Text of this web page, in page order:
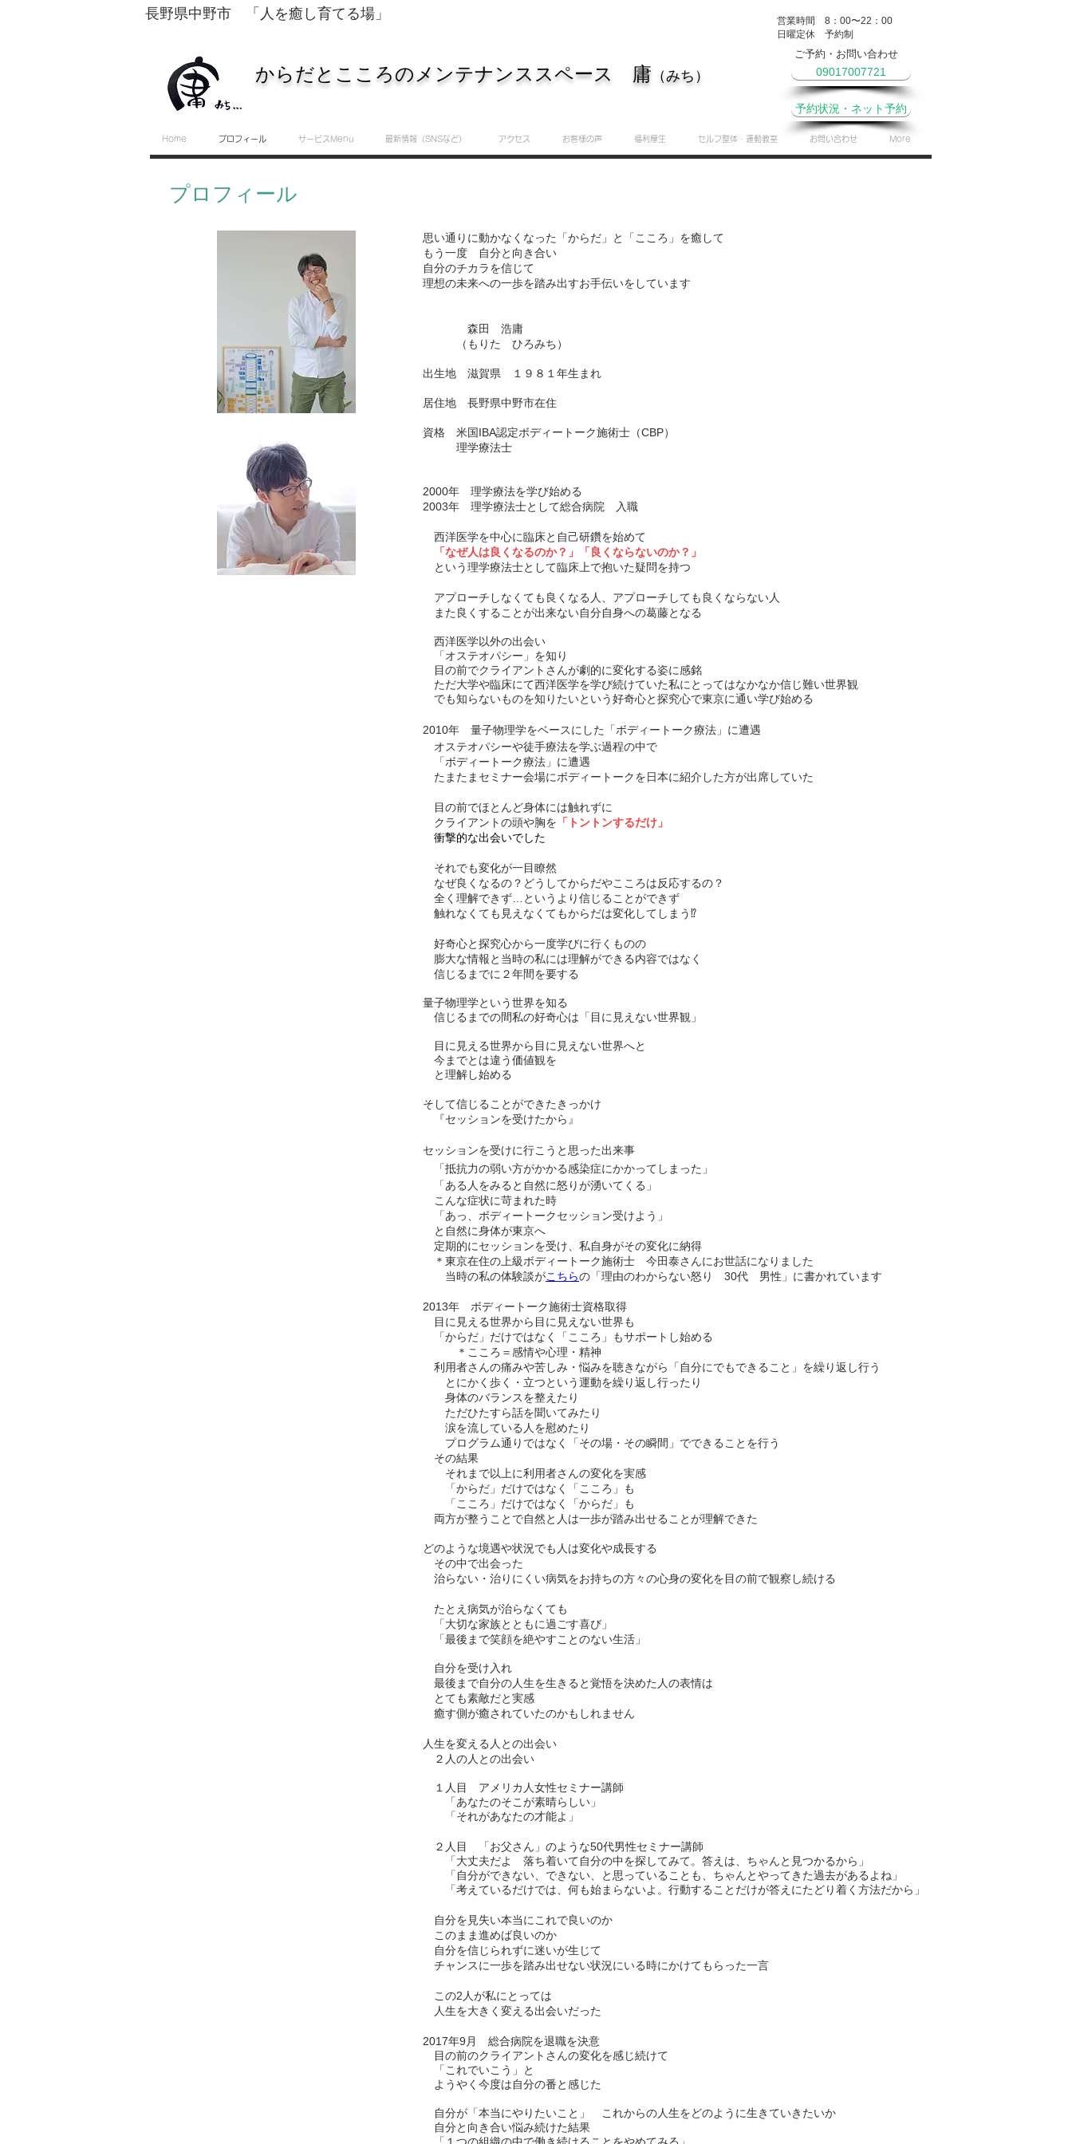
長野県中野市 「人を癒し育てる場」
営業時間 8：00〜22：00
​日曜定休 予約制
からだとこころのメンテナンススペース 庸 （みち）
ご予約・お問い合わせ
09017007721
予約状況・ネット予約
Home プロフィール サービスMenu 最新情報（SNSなど） アクセス お客様の声 福利厚生 セルフ整体・運動教室 お問い合わせ More
プロフィール
思い通りに動かなくなった「からだ」と「こころ」を癒して
もう一度 自分と向き合い
自分のチカラを信じて
理想の未来への一歩を踏み出すお手伝いをしています
森田 浩庸
（もりた ひろみち）
出生地 滋賀県 １９８１ 年生まれ
居住地 長野県中野市在住
資格 米国IBA認定ボディートーク施術士（CBP）
理学療法士
2000年 理学療法を学び始める
2003年 理学療法士として総合病院 入職
西洋医学を中心に臨床と自己研鑽を始めて
「なぜ人は良くなるのか？」「良くならないのか？」
という理学療法士として臨床上で抱いた疑問を持つ
アプローチしなくても良くなる人、アプローチしても良くならない人
また良くすることが出来ない自分自身への葛藤となる
西洋医学以外の出会い
「オステオパシー」を知り
目の前でクライアントさんが劇的に変化する姿に感銘
ただ​大学や臨床にて西洋医学を学び続けていた私にとってはなかなか信じ難い世界観
でも知らないものを知りたいという好奇心と探究心で東京に通い学び始める
2010年 量子物理学をベースにした「ボディートーク療法」に遭遇
オステオパシーや徒手療法を学ぶ過程の中で
「ボディートーク療法」に遭遇
たまたまセミナー会場にボディートークを日本に紹介した方が出席していた
目の前でほとんど身体には触れずに
クライアントの頭や胸を 「トントンするだけ」
衝撃的な出会いでした
それでも変化が一目瞭然
なぜ良くなるの？どうしてからだやこころは反応するの？
全く理解できず…というより信じることができず
触れなくても見えなくてもからだは変化してしまう⁉︎
好奇心と探究心から一度学びに行くものの
膨大な情報と当時の私には理解ができる内容ではなく
信じるまでに ２年間を要する
量子物理学という世界を知る
信じるまでの間私の好奇心は「目に見えない世界観」
目に見える世界から目に見えない世界へと
今までとは違う価値観を
と理解し始める
そして​信じることができたきっかけ
『セッションを受けたから』
セッションを受けに行こうと思った出来事
​ 「抵抗力の弱い方がかかる感染症にかかってしまった」
「ある人をみると自然に怒りが湧いてくる」
こんな症状に苛まれた時
「あっ、ボディートークセッション受けよう」
と自然に身体が東京へ
定期的にセッションを受け、私自身がその変化に納得
＊東京在住の上級ボディートーク施術士 今田泰さんにお世話になりました
当時の私の体験談がこちらの「理由のわからない怒り 30代 男性」に書かれています
2013年 ボディートーク施術士資格取得
目に見える世界から目に見えない世界も
「からだ」だけではなく「こころ」もサポートし始める
＊こころ＝感情や心理・精神
利用者さんの痛みや苦しみ・悩みを聴きながら「自分にでもできること」を繰り返し行う
とにかく歩く・立つという運動を繰り返し行ったり
身体のバランスを整えたり
ただひたすら話を聞いてみたり
涙を流している人を慰めたり
プログラム通りではなく「その場・その瞬間」でできることを行う
その結果
それまで以上に利用者さんの変化を実感
「からだ」だけではなく「こころ」も
「こころ」だけではなく「からだ」も
両方が整うことで自然と人は一歩が踏み出せることが理解できた
どのような境遇や状況でも人は変化や成長する
その中で出会った
治らない・治りにくい病気をお持ちの方々の心身の変化を目の前で観察し続ける
たとえ病気が治らなくても
「大切な家族とともに過ごす喜び」
「最後まで笑顔を絶やすことのない生活」
自分を受け入れ
最後まで自分の人生を生きると覚悟を決めた人の表情は
とても素敵だと実感
癒す側が癒されていたのかもしれません
人生を変える人との出会い
２人の人との出会い
１人目 アメリカ人女性セミナー講師
「あなたのそこが素晴らしい」
「それがあなたの才能よ」
２人目 「お父さん」のような50代男性セミナー講師
「大丈夫だよ 落ち着いて自分の中を探してみて。答えは、ちゃんと見つかるから」
「自分ができない、できない、と思っていることも、ちゃんとやってきた過去があるよね」
「考えているだけでは、何も始まらないよ。行動することだけが答えにたどり着く方法だから」
自分を見失い本当にこれで良いのか
このまま進めば良いのか
自分を信じられずに迷いが生じて
チャンスに一歩を踏み出せない状況にいる時にかけてもらった一言
この2人が私にとっては
人生を大きく変える出会いだった
2017年9月 総合病院を退職を決意
目の前のクライアントさんの変化を感じ続けて
「これでいこう」と
ようやく今度は自分の番と感じた
自分が「本当にやりたいこと」 これからの人生をどのように生きていきたいか
自分と向き合い悩み続けた結果